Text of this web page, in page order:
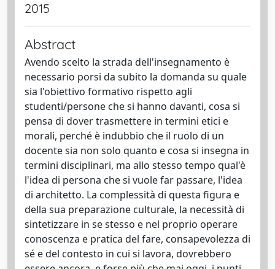
2015
Abstract
Avendo scelto la strada dell'insegnamento è
necessario porsi da subito la domanda su quale
sia l'obiettivo formativo rispetto agli
studenti/persone che si hanno davanti, cosa si
pensa di dover trasmettere in termini etici e
morali, perché è indubbio che il ruolo di un
docente sia non solo quanto e cosa si insegna in
termini disciplinari, ma allo stesso tempo qual'è
l'idea di persona che si vuole far passare, l'idea
di architetto. La complessità di questa figura e
della sua preparazione culturale, la necessità di
sintetizzare in se stesso e nel proprio operare
conoscenza e pratica del fare, consapevolezza di
sé e del contesto in cui si lavora, dovrebbero